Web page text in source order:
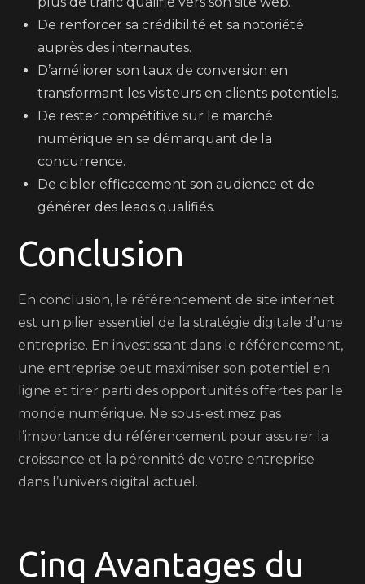
De renforcer sa crédibilité et sa notoriété
auprès des internautes.
D’améliorer son taux de conversion en
transformant les visiteurs en clients potentiels.
De rester compétitive sur le marché
numérique en se démarquant de la
concurrence.
De cibler efficacement son audience et de
générer des leads qualifiés.
Conclusion
En conclusion, le référencement de site internet
est un pilier essentiel de la stratégie digitale d’une
entreprise. En investissant dans le référencement,
une entreprise peut maximiser son potentiel en
ligne et tirer parti des opportunités offertes par le
monde numérique. Ne sous-estimez pas
l’importance du référencement pour assurer la
croissance et la pérennité de votre entreprise
dans l’univers digital actuel.
Cinq Avantages du